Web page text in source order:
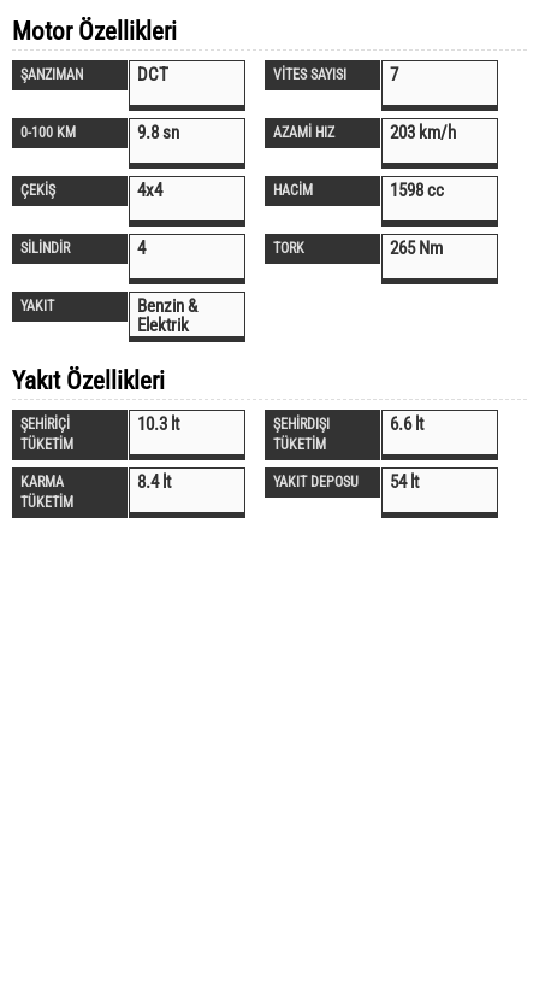
Motor Özellikleri
ŞANZIMAN DCT VİTES SAYISI 7
0-100 KM 9.8 sn AZAMİ HIZ 203 km/h
ÇEKİŞ 4x4 HACİM 1598 cc
SİLİNDİR 4 TORK 265 Nm
YAKIT
Benzin &
Elektrik
Yakıt Özellikleri
ŞEHİRİÇİ
TÜKETİM
10.3 lt
ŞEHİRDIŞI
TÜKETİM
6.6 lt
KARMA
TÜKETİM
8.4 lt YAKIT DEPOSU 54 lt